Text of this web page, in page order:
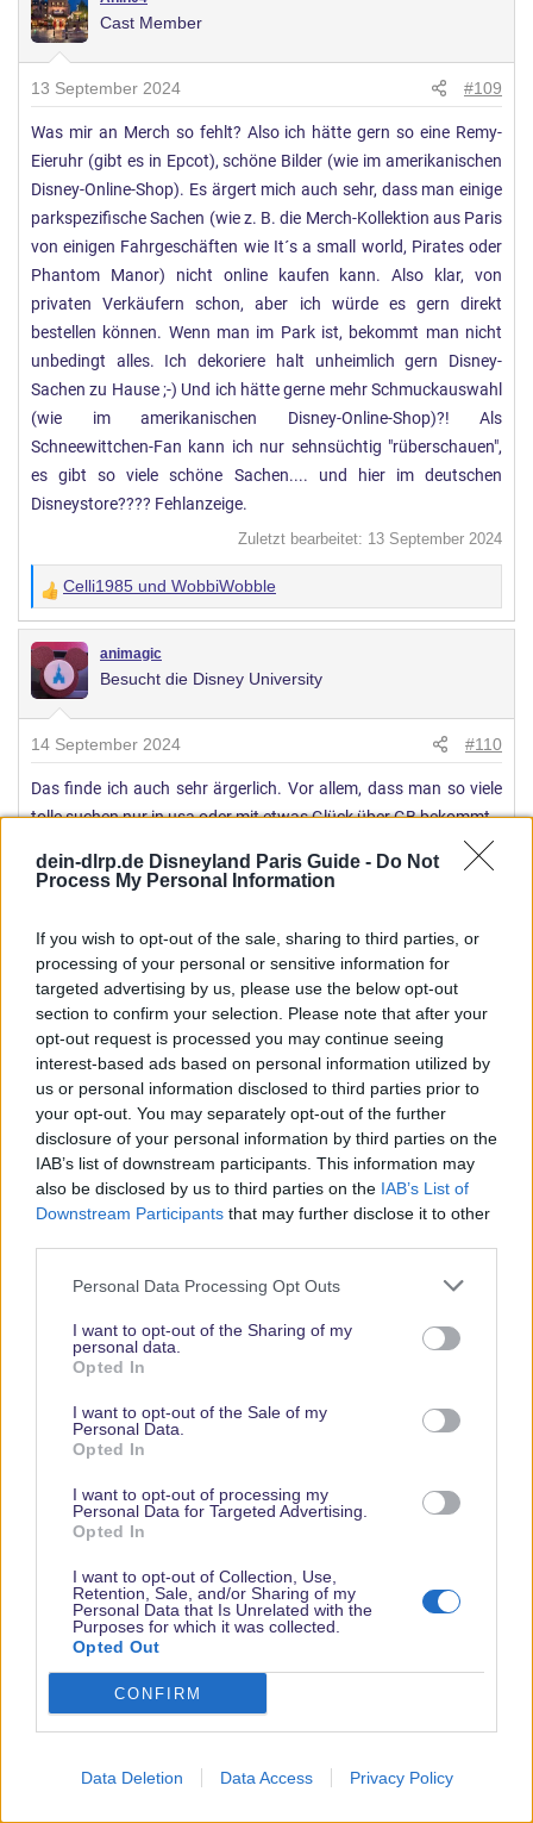
dein-dlrp.de Disneyland Paris Guide - Do Not
Process My Personal Information
If you wish to opt-out of the sale, sharing to third parties, or
processing of your personal or sensitive information for
targeted advertising by us, please use the below opt-out
section to confirm your selection. Please note that after your
opt-out request is processed you may continue seeing
interest-based ads based on personal information utilized by
us or personal information disclosed to third parties prior to
your opt-out. You may separately opt-out of the further
disclosure of your personal information by third parties on the
IAB’s list of downstream participants. This information may
also be disclosed by us to third parties on the IAB’s List of
Downstream Participants that may further disclose it to other
Personal Data Processing Opt Outs
I want to opt-out of the Sharing of my
personal data.
Opted In
I want to opt-out of the Sale of my
Personal Data.
Opted In
I want to opt-out of processing my
Personal Data for Targeted Advertising.
Opted In
I want to opt-out of Collection, Use,
Retention, Sale, and/or Sharing of my
Personal Data that Is Unrelated with the
Purposes for which it was collected.
Opted Out
CONFIRM
Data Deletion Data Access Privacy Policy
t
n
g
e
n
:
Cast Member
13 September 2024 #109
Was mir an Merch so fehlt? Also ich hätte gern so eine Remy-
Eieruhr (gibt es in Epcot), schöne Bilder (wie im amerikanischen
Disney-Online-Shop). Es ärgert mich auch sehr, dass man einige
parkspezifische Sachen (wie z. B. die Merch-Kollektion aus Paris
von einigen Fahrgeschäften wie It´s a small world, Pirates oder
Phantom Manor) nicht online kaufen kann. Also klar, von
privaten Verkäufern schon, aber ich würde es gern direkt
bestellen können. Wenn man im Park ist, bekommt man nicht
unbedingt alles. Ich dekoriere halt unheimlich gern Disney-
Sachen zu Hause ;-) Und ich hätte gerne mehr Schmuckauswahl
(wie im amerikanischen Disney-Online-Shop)?! Als
Schneewittchen-Fan kann ich nur sehnsüchtig "rüberschauen",
es gibt so viele schöne Sachen.... und hier im deutschen
Disneystore???? Fehlanzeige.
Zuletzt bearbeitet: 13 September 2024
W
e
r
t
n
g
e
n
Celli1985 und WobbiWobble
animagic
Besucht die Disney University
14 September 2024 #110
Das finde ich auch sehr ärgerlich. Vor allem, dass man so viele
tolle suchen nur in usa oder mit etwas Glück über GB bekommt.
Und stitch konnte ich nach den 4 Tagen dlp letztes Jahr nicht
mehr sehen
warum die sich so auf den eingeschossen
Zeug muss ich sagen. Wünsche kann man ja haben
W
e
r
n
g
e
n
jersey2787,gondoliaundCelli1985
Celli1985
Imagineer
14 September 2024 #111
Ja Stitch hat sich echt abgenutzt…
WobbiWobbleundMinnieMaus18
MadameMim1969
Rot gewordene Jahreskarten-Flüsterin
14 September 2024
Merch in WDW auch nicht das Gelbe vom Ei ist. Zu grell, viel
Stitch ( ich mag Stitch, aber das war selbst mir zu viel) und vieles
ist einfach zu billig gemacht. Ja, das Angebot ist größer aber
keinesfalls großartig.